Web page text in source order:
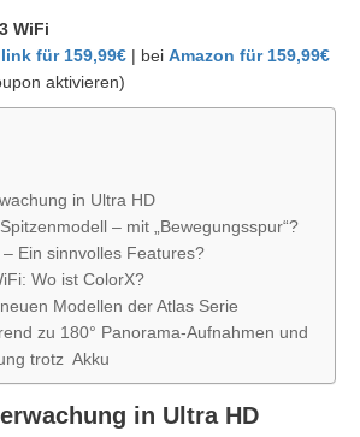
WiFi
für 159,99€ | bei Amazon für 159,99€
aktivieren)
in Ultra HD
– mit „Bewegungsspur“?
Ein sinnvolles Features?
Wo ist ColorX?
Modellen der Atlas Serie
zu 180° Panorama-Aufnahmen und
trotz Akku
in Ultra HD